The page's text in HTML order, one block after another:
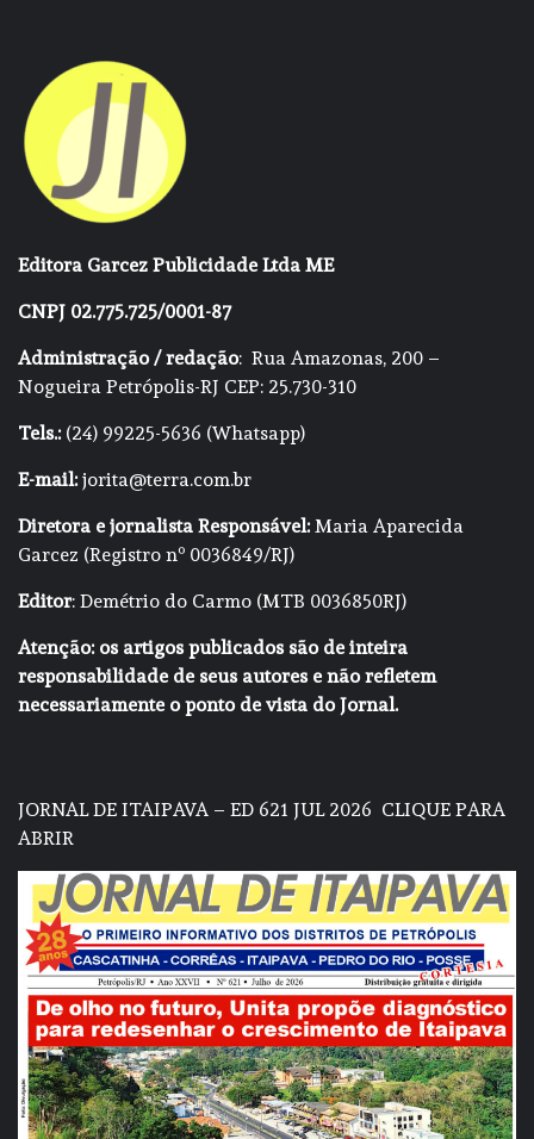
Editora Garcez Publicidade Ltda ME
CNPJ 02.775.725/0001-87
Administração / redação: Rua Amazonas, 200 –
Nogueira Petrópolis-RJ CEP: 25.730-310
Tels.:(24) 99225-5636 (Whatsapp)
E-mail:jorita@terra.com.br
Diretora e jornalista Responsável:Maria Aparecida
Garcez (Registro nº 0036849/RJ)
Editor: Demétrio do Carmo (MTB 0036850RJ)
Atenção: os artigos publicados são de inteira
responsabilidade de seus autores e não refletem
necessariamente o ponto de vista do Jornal.
JORNAL DE ITAIPAVA – ED 621 JUL 2026 CLIQUE PARA
ABRIR